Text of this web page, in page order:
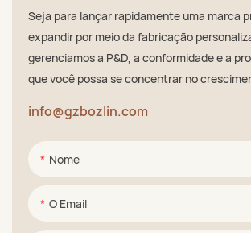
Seja para lançar rapidamente uma marca
expandir por meio da fabricação
gerenciamos a P&D, a conformidade e a
que você possa se concentrar no
info@gzbozlin.com
Nome
O Email